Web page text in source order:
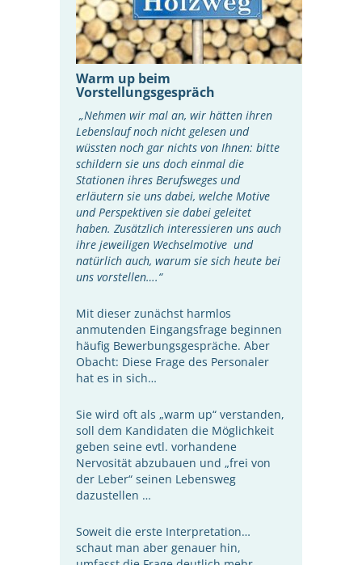
Warm up beim
Vorstellungsgespräch
„Nehmen wir mal an, wir hätten ihren
Lebenslauf noch nicht gelesen und
wüssten noch gar nichts von Ihnen: bitte
schildern sie uns doch einmal die
Stationen ihres Berufsweges und
erläutern sie uns dabei, welche Motive
und Perspektiven sie dabei geleitet
haben. Zusätzlich interessieren uns auch
ihre jeweiligen Wechselmotive und
natürlich auch, warum sie sich heute bei
uns vorstellen….“
Mit dieser zunächst harmlos
anmutenden Eingangsfrage beginnen
häufig Bewerbungsgespräche. Aber
Obacht: Diese Frage des Personaler
hat es in sich…
Sie wird oft als „warm up“ verstanden,
soll dem Kandidaten die Möglichkeit
geben seine evtl. vorhandene
Nervosität abzubauen und „frei von
der Leber“ seinen Lebensweg
dazustellen …
Soweit die erste Interpretation…
schaut man aber genauer hin,